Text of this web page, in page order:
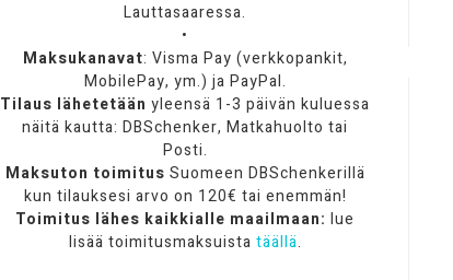
Lauttasaaressa.
•
Maksukanavat: Visma Pay (verkkopankit,
MobilePay, ym.) ja PayPal.
Tilaus lähetetään yleensä 1-3 päivän kuluessa
näitä kautta: DBSchenker, Matkahuolto tai
Posti.
Maksuton toimitus Suomeen DBSchenkerillä
kun tilauksesi arvo on 120€ tai enemmän!
Toimitus lähes kaikkialle maailmaan: lue
lisää toimitusmaksuista täällä.